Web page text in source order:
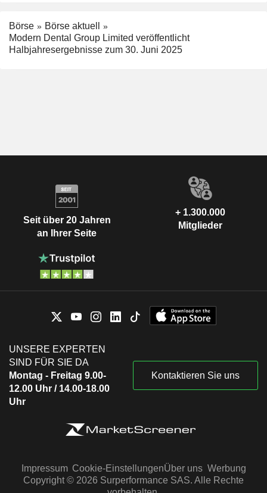
Börse
Börse aktuell
Modern Dental Group Limited veröffentlicht
Halbjahresergebnisse zum 30. Juni 2025
Seit über 20 Jahren
an Ihrer Seite
+ 1.300.000
Mitglieder
UNSERE EXPERTEN
SIND FÜR SIE DA
Montag - Freitag 9.00-
12.00 Uhr / 14.00-18.00
Uhr
Kontaktieren Sie uns
Impressum Cookie-EinstellungenÜber uns Werbung
Copyright © 2026 Surperformance SAS. Alle Rechte